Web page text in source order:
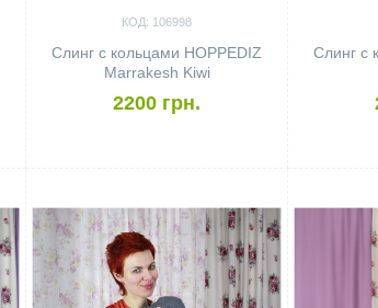
КОД: 106998
Слинг с кольцами HOPPEDIZ
Marrakesh Kiwi
2200 грн.
Слинг с